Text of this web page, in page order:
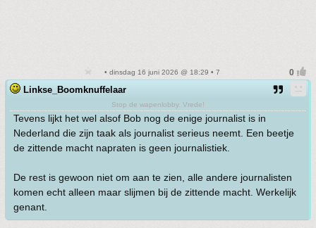
• dinsdag 16 juni 2026 @ 18:29 • 7
Linkse_Boomknuffelaar
Stop de wapenlobby. Vrede!
Tevens lijkt het wel alsof Bob nog de enige journalist is in
Nederland die zijn taak als journalist serieus neemt. Een beetje
de zittende macht napraten is geen journalistiek.
De rest is gewoon niet om aan te zien, alle andere journalisten
komen echt alleen maar slijmen bij de zittende macht. Werkelijk
genant.